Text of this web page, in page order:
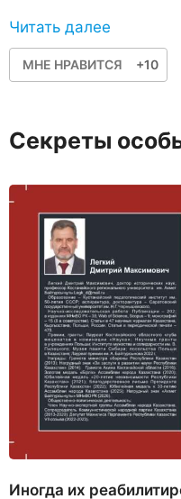
Читать далее
МНЕ НРАВИТСЯ +10
Секреты
Иногда их